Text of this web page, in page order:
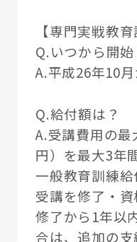
【専門実戦教
Q.いつから開始
A.平成26年10月
Q.給付額は？
A.受講費用の
円）を最大3年
一般教育訓練
受講を修了・資
修了から1年以
合は、追加の支